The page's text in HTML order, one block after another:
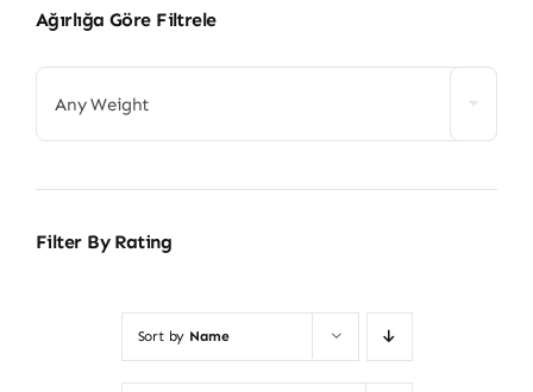
Ağırlığa Göre Filtrele
Any Weight
Filter By Rating
Sort by Name